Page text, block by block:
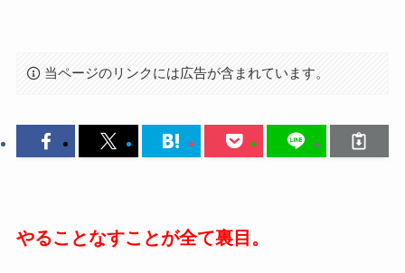
当ページのリンクには広告が含まれています。
やることなすことが全て裏目。